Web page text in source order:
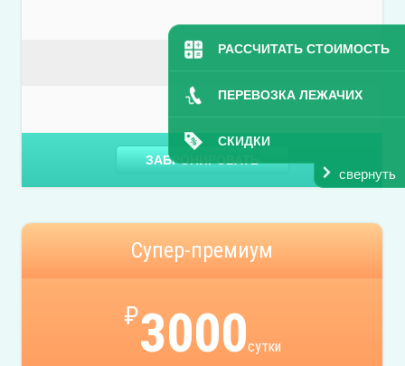
РАССЧИТАТЬ СТОИМОСТЬ
ПЕРЕВОЗКА ЛЕЖАЧИХ
СКИДКИ
свернуть
ЗАБРОНИРОВАТЬ
Супер-премиум
₽3000сутки